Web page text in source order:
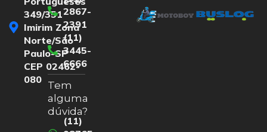
349/351
Imirim Zona
Norte/São
Paulo-SP
CEP 02462-
080
2867-
2391
(11)
3445-
6666
Tem
alguma
dúvida?
(11)